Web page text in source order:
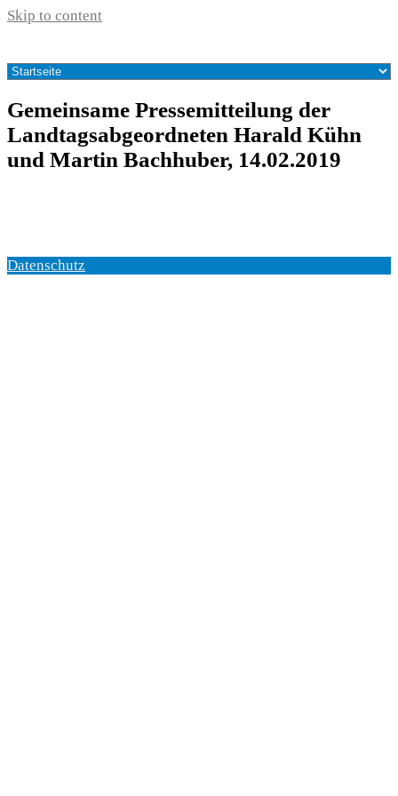
Skip to content
Gemein­sa­me Pres­se­mit­tei­lung der
Land­tags­ab­ge­ord­ne­ten Harald Kühn
und Mar­tin Bach­hu­ber, 14.02.2019
Datenschutz